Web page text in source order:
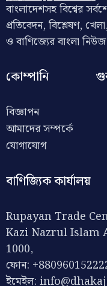
বাংলাদেশসহ বিশ্বের
প্রতিবেদন, বিশ্লেষণ,
ও বাণিজ্যের বাংলা
কোম্পানি
বিজ্ঞাপন
আমাদের সম্পর্কে
যোগাযোগ
বাণিজ্যিক কার্যালয়
Rupayan Trade
Kazi Nazrul Islam
1000,
ফোন:
ইমেইল: